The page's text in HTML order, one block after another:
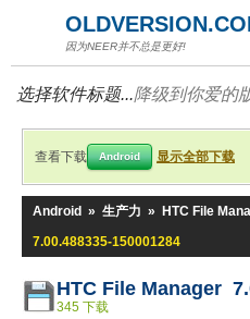
因为NEER并不总是更好!
选择软件标题...降级到你爱的
查看下载 Android 显示全部下载
Android » 生产力 » HTC File
7.00.488335-150001284
HTC File Manager
345 下载